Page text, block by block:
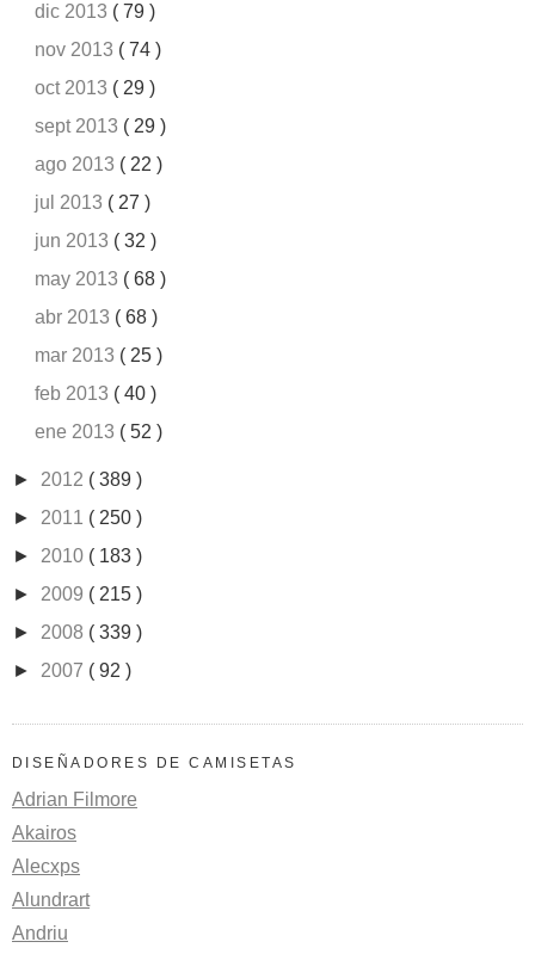
dic 2013 ( 79 )
nov 2013 ( 74 )
oct 2013 ( 29 )
sept 2013 ( 29 )
ago 2013 ( 22 )
jul 2013 ( 27 )
jun 2013 ( 32 )
may 2013 ( 68 )
abr 2013 ( 68 )
mar 2013 ( 25 )
feb 2013 ( 40 )
ene 2013 ( 52 )
► 2012 ( 389 )
► 2011 ( 250 )
► 2010 ( 183 )
► 2009 ( 215 )
► 2008 ( 339 )
► 2007 ( 92 )
DISEÑADORES DE CAMISETAS
Adrian Filmore
Akairos
Alecxps
Alundrart
Andriu